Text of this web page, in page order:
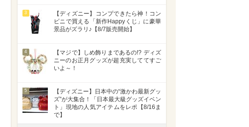
3
【ディズニー】コンプできたら神！コン
ビニで買える「新作Happyくじ」に豪華
景品がズラリ♪【8/7販売開始】
4
【マジで】しめ飾りまであるの!? ディズ
ニーのお正月グッズが超充実しててすご
いよ～！
5
【ディズニー】日本中の“激かわ最新グッ
ズ”が大集合！「日本最大級グッズイベン
ト」現地の人気アイテムをレポ【8/16ま
で】